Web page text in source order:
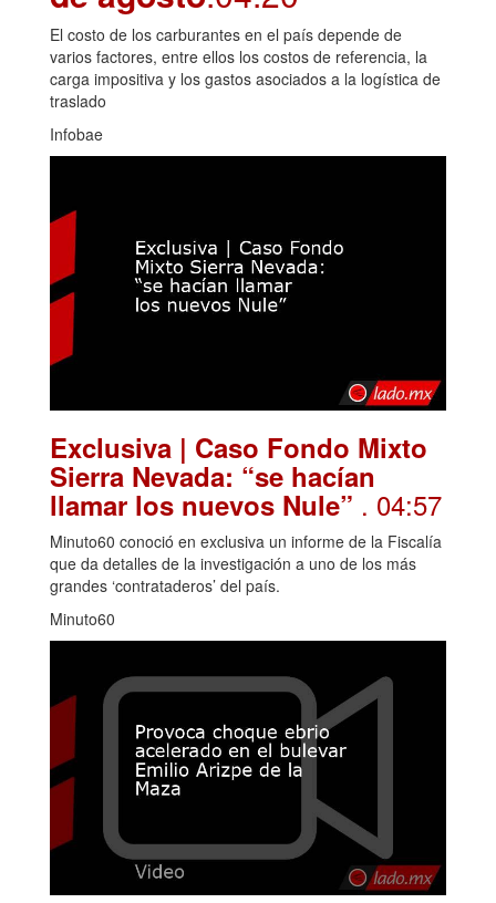
El costo de los carburantes en el país depende de
varios factores, entre ellos los costos de referencia, la
carga impositiva y los gastos asociados a la logística de
traslado
Infobae
Exclusiva | Caso Fondo Mixto
Sierra Nevada: “se hacían
llamar los nuevos Nule” . 04:57
Minuto60 conoció en exclusiva un informe de la Fiscalía
que da detalles de la investigación a uno de los más
grandes ‘contrataderos’ del país.
Minuto60